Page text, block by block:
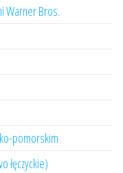
Warner Bros.
pomorskim
łęczyckie)